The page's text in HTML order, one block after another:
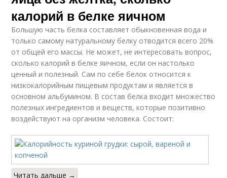
калорий в белке яичном
Большую часть белка составляет обыкновенная вода и
только самому натуральному белку отводится всего 20%
от общей его массы. Не может, не интересовать вопрос,
сколько калорий в белке яичном, если он настолько
ценный и полезный. Сам по себе белок относится к
низкокалорийным пищевым продуктам и является в
основном альбумином. В состав белка входит множество
полезных ингредиентов и веществ, которые позитивно
воздействуют на организм человека. Состоит:
Читать дальше →